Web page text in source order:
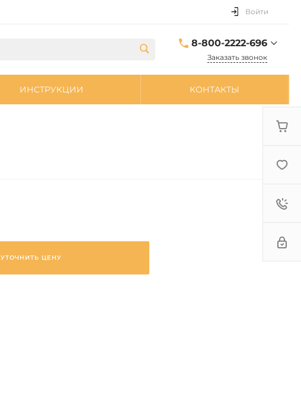
Войти
8-800-2222-696
sale@zpdetal.ru
Заказать звонок
ИНСТРУКЦИИ КОНТАКТЫ
УТОЧНИТЬ ЦЕНУ